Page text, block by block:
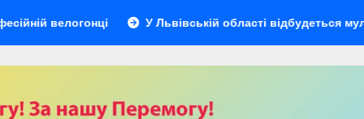
У Львівській області відбудеться